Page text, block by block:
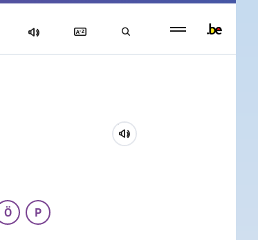
Ö
P